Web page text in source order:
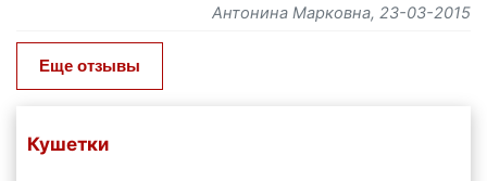
Кушетки
Антонина Марковна, 23-03-2015
Еще отзывы